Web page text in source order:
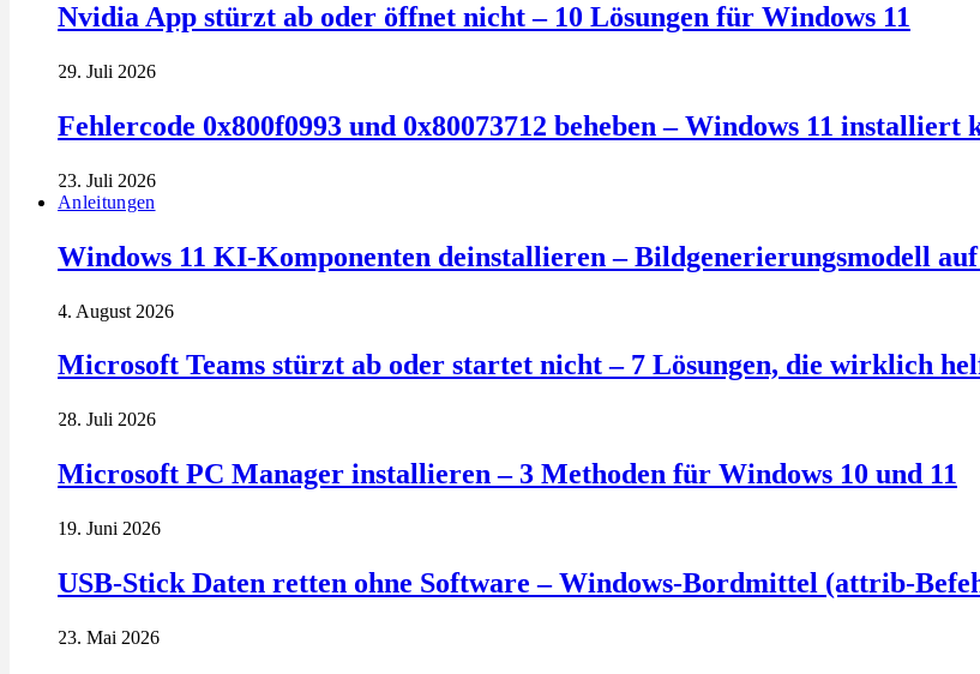
Nvidia App stürzt ab oder öffnet nicht – 10 Lösungen für Windows 11
29. Juli 2026
Fehlercode 0x800f0993 und 0x80073712 beheben – Windows 11 installiert
23. Juli 2026
Anleitungen
Windows 11 KI-Komponenten deinstallieren – Bildgenerierungsmodell
4. August 2026
Microsoft Teams stürzt ab oder startet nicht – 7 Lösungen, die wirklich
28. Juli 2026
Microsoft PC Manager installieren – 3 Methoden für Windows 10 und 11
19. Juni 2026
USB-Stick Daten retten ohne Software – Windows-Bordmittel (attrib-
23. Mai 2026